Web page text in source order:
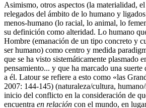
Asimismo, otros aspectos (la materialidad,
relegados del ámbito de lo humano y
menos-humano (lo racial, lo animal, lo
su definición como alteridad. Lo humano
Hombre (emanación de un tipo concreto y
ser humano) como centro y medida
que se ha visto sistemáticamente plasmado
pensamiento... y que ha marcado una suerte
a él. Latour se refiere a esto como «las
2007: 144-145) (naturaleza/cultura,
inicio del conflicto en la consideración de
encuentra en relación con el mundo, en